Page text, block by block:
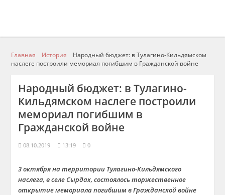
Главная История
Народный бюджет: в Тулагино-Кильдямском
наслеге построили мемориал погибшим в Гражданской войне
Народный бюджет: в Тулагино-
Кильдямском наслеге построили
мемориал погибшим в
Гражданской войне
08.10.2019 13:19 0
3 октября на территории Тулагино-Кильдямского
наслега, в селе Сырдах, состоялось торжественное
открытие мемориала погибшим в Гражданской войне